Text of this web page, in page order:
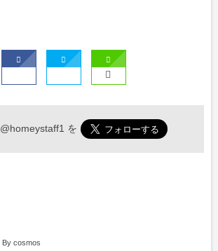
@homeystaff1 を
Bycosmos